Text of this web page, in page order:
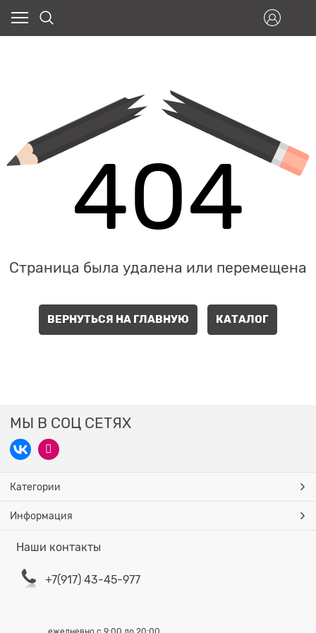
404
Страница была удалена или перемещена
ВЕРНУТЬСЯ НА ГЛАВНУЮ КАТАЛОГ
МЫ В СОЦ СЕТЯХ
Категории
Информация
Наши контакты
+7(917) 43-45-977